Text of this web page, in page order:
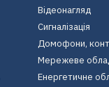
Відеонагляд
Сигналізація
Домофони,
Мережеве
Енергетичне